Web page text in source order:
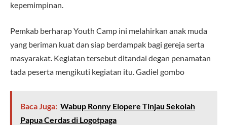
kepemimpinan.
Pemkab berharap Youth Camp ini melahirkan anak muda
yang beriman kuat dan siap berdampak bagi gereja serta
masyarakat. Kegiatan tersebut ditandai degan penamatan
tada peserta mengikuti kegiatan itu. Gadiel gombo
Baca Juga: Wabup Ronny Elopere Tinjau Sekolah
Papua Cerdas di Logotpaga